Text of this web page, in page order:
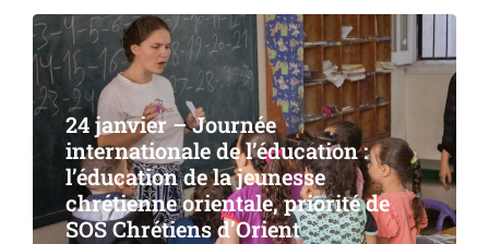
24 janvier – Journée
internationale de l’éducation :
l’éducation de la jeunesse
chrétienne orientale, priorité de
SOS Chrétiens d’Orient